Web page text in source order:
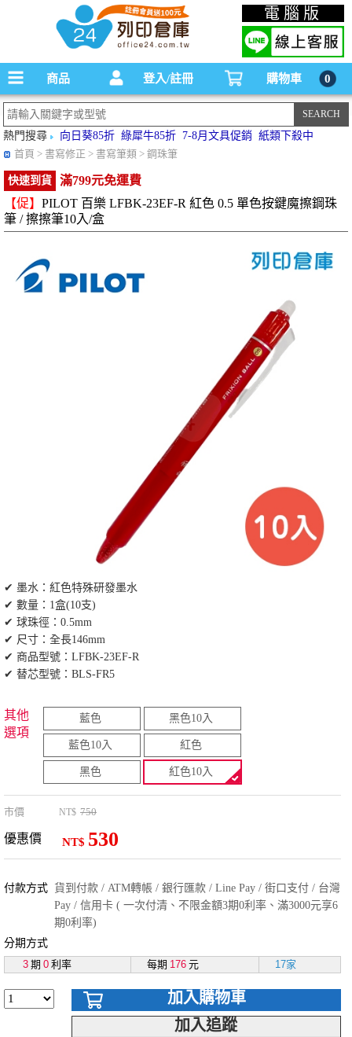
碳粉匣，墨水匣,原廠碳粉匣，副廠碳粉匣，環保碳粉匣,連續供墨印表機-office24列印
倉庫線上購物手機版
電腦版
商品 登入/註冊 購物車 0
熱門搜尋 向日葵85折 綠犀牛85折 7-8月文具促銷
紙類下殺中
首頁 > 書寫修正 > 書寫筆類 > 鋼珠筆
快速到貨
滿799元免運費
【促】 PILOT 百樂 LFBK-23EF-R 紅色 0.5 單色按鍵魔擦鋼珠
筆 / 擦擦筆10入/盒
✔ 墨水：紅色特殊研發墨水
✔ 數量：1盒(10支)
✔ 球珠徑：0.5mm
✔ 尺寸：全長146mm
✔ 商品型號：LFBK-23EF-R
✔ 替芯型號：BLS-FR5
其他
選項
藍色 黑色10入
藍色10入 紅色
黑色 紅色10入
市價 NT$ 750
優惠價 NT$ 530
付款方式 貨到付款 / ATM轉帳 / 銀行匯款 / Line Pay / 街口支付 / 台灣
Pay / 信用卡 ( 一次付清、不限金額3期0利率、滿3000元享6
期0利率)
分期方式
3 期 0 利率 每期 176 元 17家
加入購物車
加入追蹤